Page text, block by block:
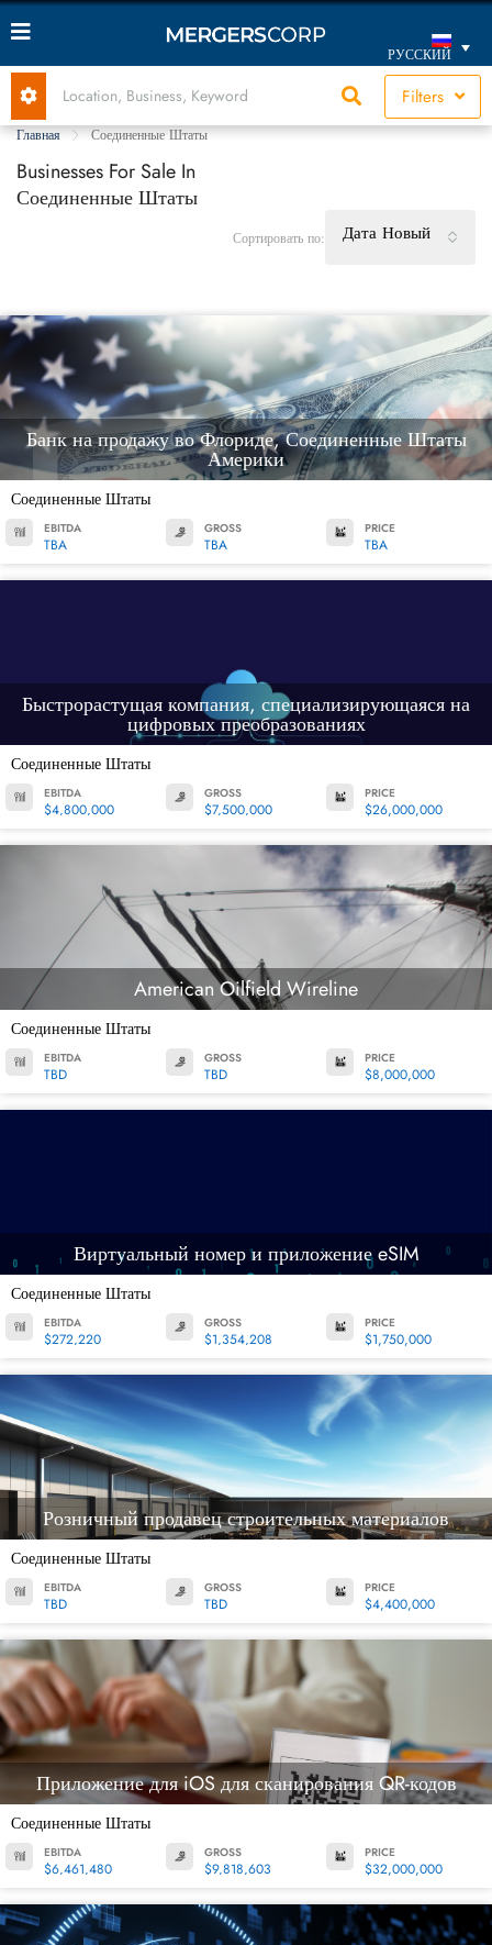
РУССКИЙ
Filters
Главная Соединенные Штаты
Businesses For Sale In
Соединенные Штаты
Сортировать по: Дата Новый
Банк на продажу во Флориде, Соединенные Штаты
Америки
Соединенные Штаты
EBITDA
TBA
GROSS
TBA
PRICE
TBA
Быстрорастущая компания, специализирующаяся на
цифровых преобразованиях
Соединенные Штаты
EBITDA
$4,800,000
GROSS
$7,500,000
PRICE
$26,000,000
American Oilfield Wireline
Соединенные Штаты
EBITDA
TBD
GROSS
TBD
PRICE
$8,000,000
Виртуальный номер и приложение eSIM
Соединенные Штаты
EBITDA
$272,220
GROSS
$1,354,208
PRICE
$1,750,000
Розничный продавец строительных материалов
Соединенные Штаты
EBITDA
TBD
GROSS
TBD
PRICE
$4,400,000
Приложение для iOS для сканирования QR-кодов
Соединенные Штаты
EBITDA
$6,461,480
GROSS
$9,818,603
PRICE
$32,000,000